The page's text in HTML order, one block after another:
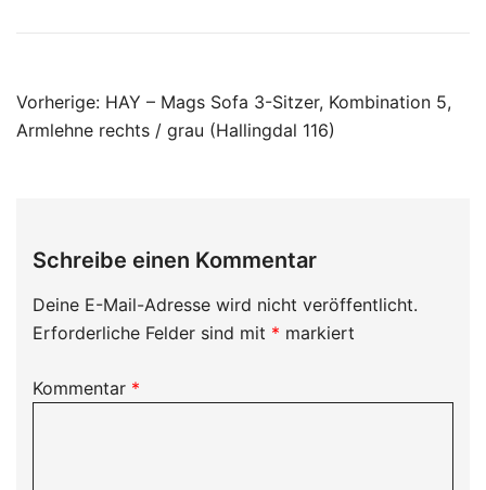
Beitragsnavigation
Vorherige: HAY – Mags Sofa 3-Sitzer, Kombination 5,
Armlehne rechts / grau (Hallingdal 116)
Schreibe einen Kommentar
Deine E-Mail-Adresse wird nicht veröffentlicht.
Erforderliche Felder sind mit * markiert
Kommentar *